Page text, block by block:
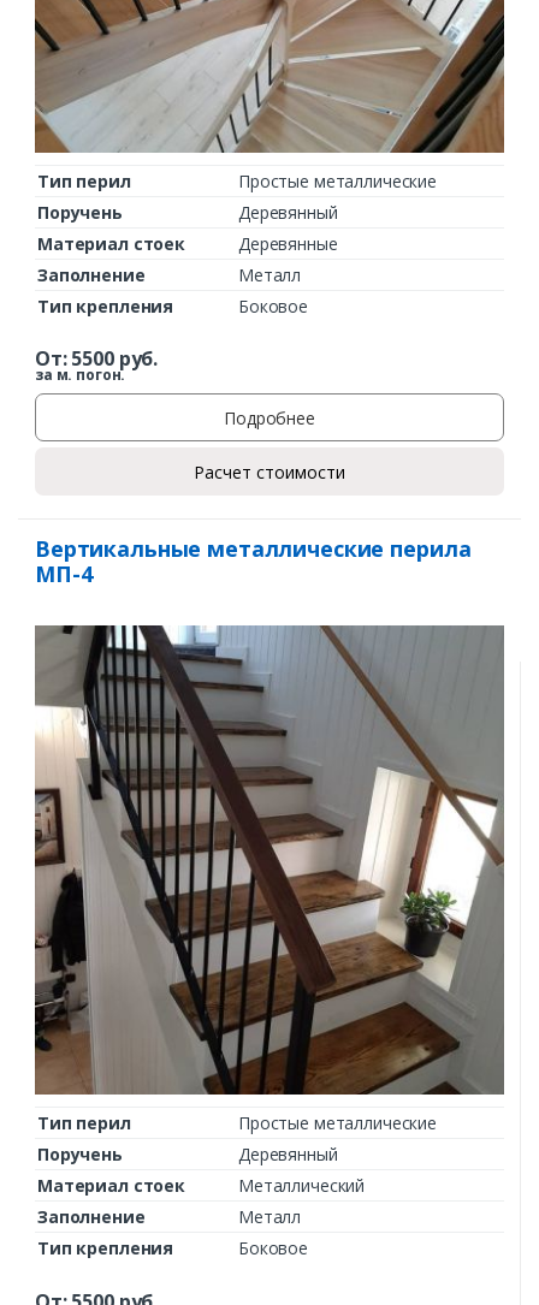
Тип перил
Простые металлические
Поручень
Деревянный
Материал стоек
Деревянные
Заполнение
Металл
Тип крепления
Боковое
От:5500руб.
за м. погон.
Подробнее
Расчет стоимости
Вертикальные металлические перила
МП-4
Тип перил
Простые металлические
Поручень
Деревянный
Материал стоек
Металлический
Заполнение
Металл
Тип крепления
Боковое